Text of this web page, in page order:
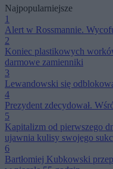
Najpopularniejsze
1
Alert w Rossmannie.
2
Koniec plastikowych
darmowe zamienniki
3
Lewandowski się
4
Prezydent zdecydował.
5
Kapitalizm od pierwszego
ujawnia kulisy swojego
6
Bartłomiej Kubkowski